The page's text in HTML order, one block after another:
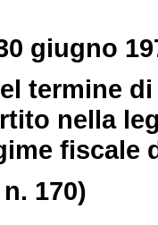
giugno
termine
nella
170)